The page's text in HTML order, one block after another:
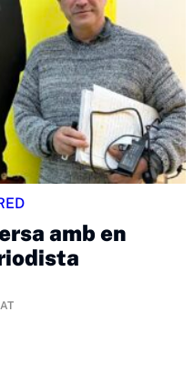
amb en